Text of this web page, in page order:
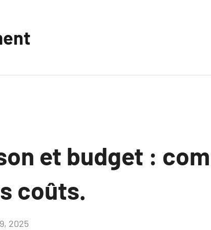
et budget :
coûts.
2025